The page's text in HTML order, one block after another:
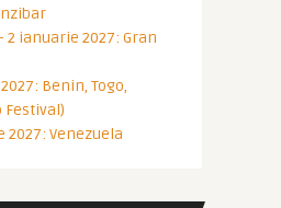
2 ianuarie 2027: Gran
Benin, Togo,
Festival)
2027: Venezuela